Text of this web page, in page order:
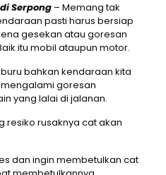
Serpong– Memang tak
pasti harus bersiap
gesekan atau goresan
itu mobil ataupun motor.
bahkan kendaraan kita
goresan
yang lalai di jalanan.
resiko rusaknya cat akan
dan ingin membetulkan cat